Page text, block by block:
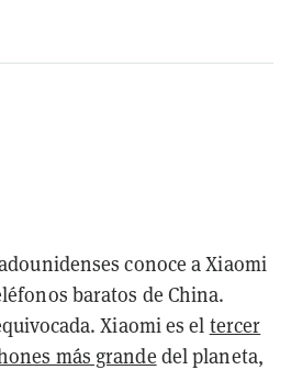
conoce a Xiaomi
baratos de China.
Xiaomi es el tercer
más grande del planeta,